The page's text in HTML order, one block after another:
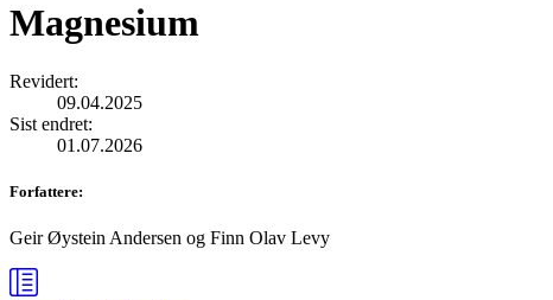
Magnesium
Revidert:
09.04.2025
Sist endret:
01.07.2026
Forfattere:
Geir Øystein Andersen og Finn Olav Levy